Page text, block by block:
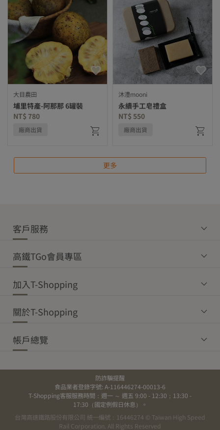
大目農田
埔里特產-阿那那 6罐裝
NT$ 780
廠商出貨
沐澧mooni
永續手工皂禮盒
NT$ 550
廠商出貨
更多
客戶服務
高鐵TGo會員專區
加入T-Shopping
關於T-Shopping
帳戶總覽
防詐騙提醒
食品業者登錄字號: A-116446274-00013-6
T-Shopping客服服務時間：週一 ～ 週五 9:00 - 12:30；13:30 -
17:30（國定例假日休息）。
台灣高速鐵路股份有限公司 統一編號：16446274 © Taiwan High Speed
Rail Corporation. All Rights Reserved